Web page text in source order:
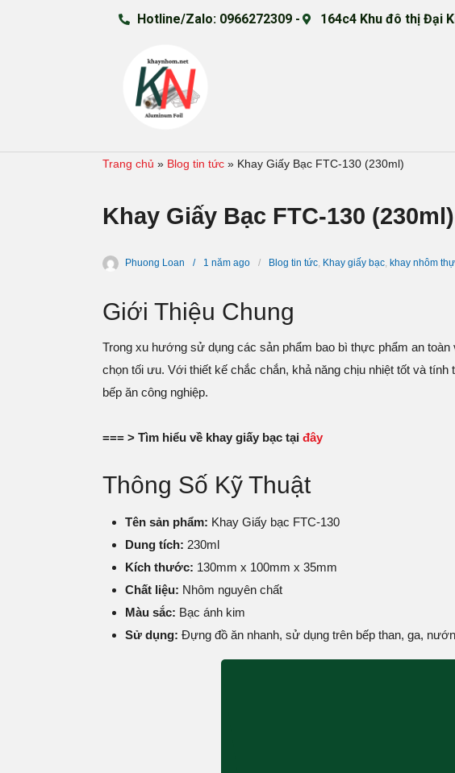
Hotline/Zalo: 0966272309 - 164c4 Khu đô thị Đại
Trang chủ » Blog tin tức » Khay Giấy Bạc FTC-130 (230ml)
Khay Giấy Bạc FTC-130 (230ml)
Phuong Loan 1 năm ago Blog tin tức, Khay giấy bạc, khay nhôm
Giới Thiệu Chung
Trong xu hướng sử dụng các sản phẩm bao bì thực phẩm an
chọn tối ưu. Với thiết kế chắc chắn, khả năng chịu nhiệt tốt và
bếp ăn công nghiệp.
=== > Tìm hiểu về khay giấy bạc tại đây
Thông Số Kỹ Thuật
Tên sản phẩm: Khay Giấy bạc FTC-130
Dung tích: 230ml
Kích thước: 130mm x 100mm x 35mm
Chất liệu: Nhôm nguyên chất
Màu sắc: Bạc ánh kim
Sử dụng: Đựng đồ ăn nhanh, sử dụng trên bếp than, ga,